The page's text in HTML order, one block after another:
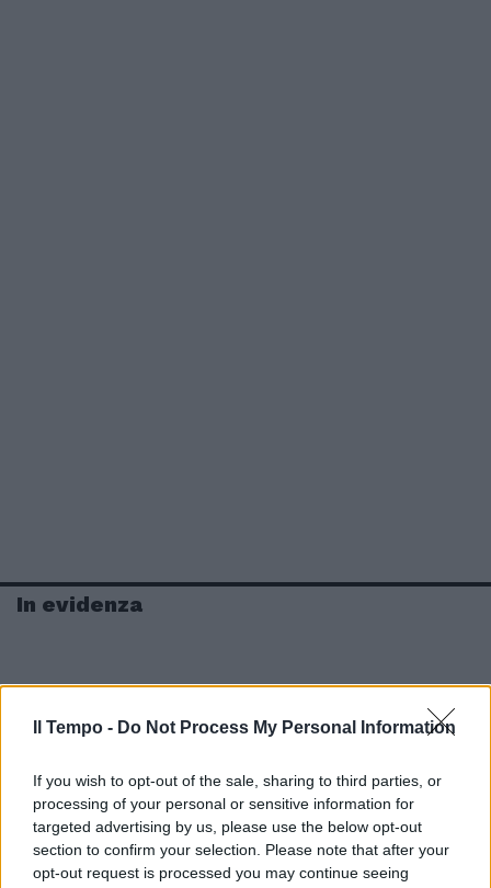
Il Tempo - Do Not Process My Personal Information
If you wish to opt-out of the sale, sharing to third parties, or
processing of your personal or sensitive information for
targeted advertising by us, please use the below opt-out
section to confirm your selection. Please note that after your
opt-out request is processed you may continue seeing
In evidenza